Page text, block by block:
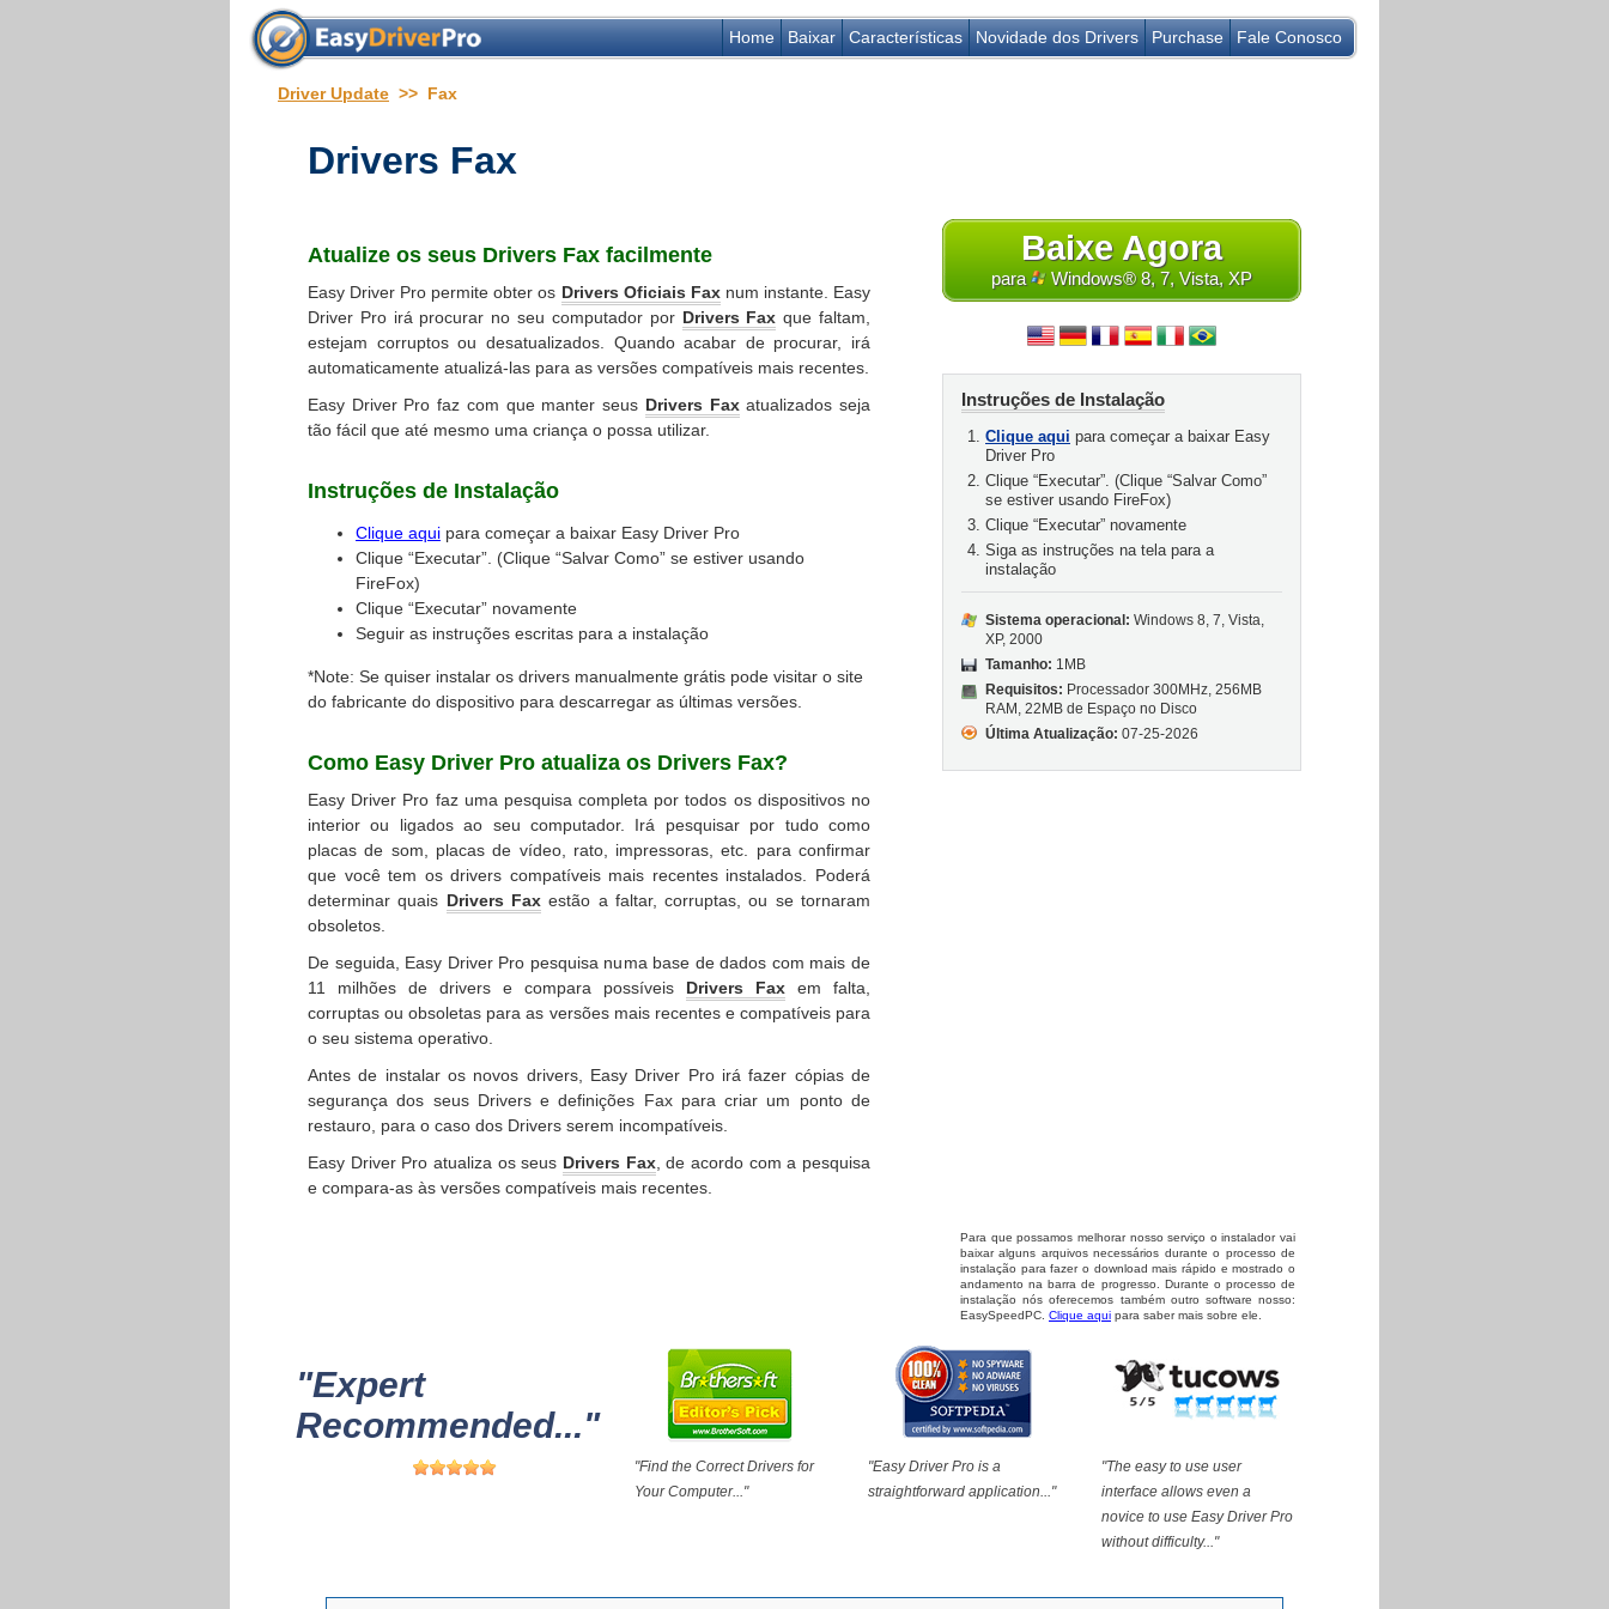
Home Baixar Características Novidade dos Drivers Purchase Fale Conosco
Driver Update >> Fax
Drivers Fax
Atualize os seus Drivers Fax facilmente
Easy Driver Pro permite obter os Drivers Oficiais Faxnum instante. Easy
Driver Pro irá procurar no seu computador por Drivers Fax que faltam,
estejam corruptos ou desatualizados. Quando acabar de procurar, irá
automaticamente atualizá-las para as versões compatíveis mais recentes.
Easy Driver Pro faz com que manter seus Drivers Faxatualizados seja
tão fácil que até mesmo uma criança o possa utilizar.
Instruções de Instalação
Clique aqui para começar a baixar Easy Driver Pro
Clique “Executar”. (Clique “Salvar Como” se estiver usando
FireFox)
Clique “Executar” novamente
Seguir as instruções escritas para a instalação
*Note: Se quiser instalar os drivers manualmente grátis pode visitar o site
do fabricante do dispositivo para descarregar as últimas versões.
Como Easy Driver Pro atualiza os Drivers Fax?
Easy Driver Pro faz uma pesquisa completa por todos os dispositivos no
interior ou ligados ao seu computador. Irá pesquisar por tudo como
placas de som, placas de vídeo, rato, impressoras, etc. para confirmar
que você tem os drivers compatíveis mais recentes instalados. Poderá
determinar quais Drivers Faxestão a faltar, corruptas, ou se tornaram
obsoletos.
De seguida, Easy Driver Pro pesquisa numa base de dados com mais de
11 milhões de drivers e compara possíveis Drivers Fax em falta,
corruptas ou obsoletas para as versões mais recentes e compatíveis para
o seu sistema operativo.
Antes de instalar os novos drivers, Easy Driver Pro irá fazer cópias de
segurança dos seus Drivers e definições Fax para criar um ponto de
restauro, para o caso dos Drivers serem incompatíveis.
Easy Driver Pro atualiza os seus Drivers Fax, de acordo com a pesquisa
e compara-as às versões compatíveis mais recentes.
Baixe Agora
para Windows® 8, 7, Vista, XP
Instruções de Instalação
Clique aqui para começar a baixar Easy
Driver Pro
Clique “Executar”. (Clique “Salvar Como”
se estiver usando FireFox)
Clique “Executar” novamente
Siga as instruções na tela para a
instalação
Sistema operacional: Windows 8, 7, Vista,
XP, 2000
Tamanho: 1MB
Requisitos: Processador 300MHz, 256MB
RAM, 22MB de Espaço no Disco
Última Atualização: 07-25-2026
Para que possamos melhorar nosso serviço o instalador vai
baixar alguns arquivos necessários durante o processo de
instalação para fazer o download mais rápido e mostrado o
andamento na barra de progresso. Durante o processo de
instalação nós oferecemos também outro software nosso:
EasySpeedPC. Clique aqui para saber mais sobre ele.
"Expert
Recommended..."
"Find the Correct Drivers for
Your Computer..."
"Easy Driver Pro is a
straightforward application..."
"The easy to use user
interface allows even a
novice to use Easy Driver Pro
without difficulty..."